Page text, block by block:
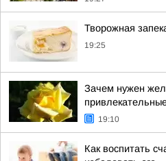
Творожная
19:25
Зачем нужен
19:10
Как воспитать